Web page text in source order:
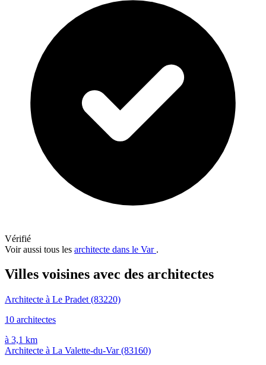
Vérifié
Voir aussi tous les architecte dans le Var .
Villes voisines avec des architectes
Architecte à Le Pradet (83220)
10 architectes
à 3,1 km
Architecte à La Valette-du-Var(83160)